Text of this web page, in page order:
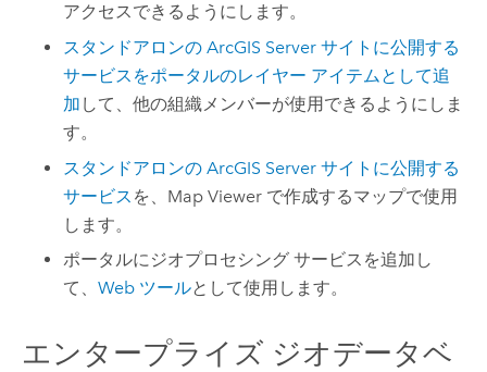
アクセスできるようにします。
スタンドアロンのArcGIS Server サイトに公開する
サービスをポータルのレイヤー アイテムとして追
加 して、他の組織メンバーが使用できるようにしま
す。
スタンドアロンのArcGIS Server サイトに公開する
サービス を、 Map Viewer で作成するマップで使用
します。
ポータルにジオプロセシング サービスを追加し
て、Web ツールとして使用します。
エンタープライズ ジオデータベ